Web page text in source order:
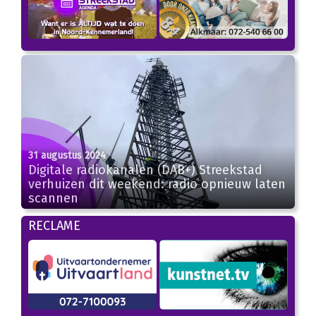
31 augustus 2024
Digitale radiokanalen (DAB+) Streekstad
verhuizen dit weekend: radio opnieuw laten
scannen
RECLAME